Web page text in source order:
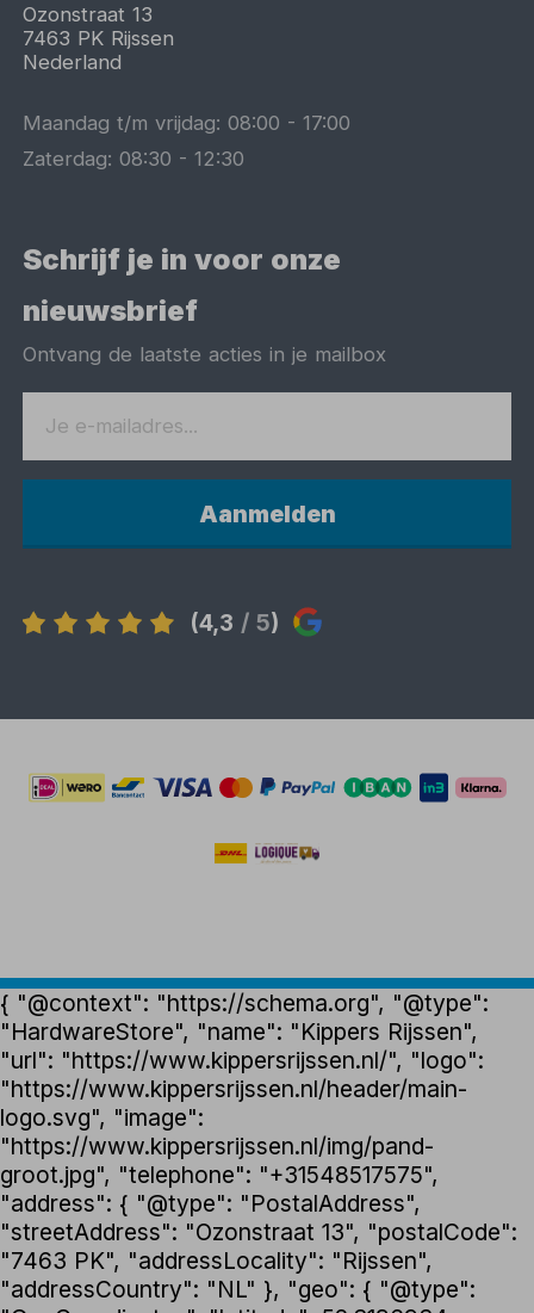
Ozonstraat 13
7463 PK Rijssen
Nederland
Maandag t/m vrijdag:08:00 -17:00
Zaterdag:08:30 -12:30
Schrijf je in voor onze
nieuwsbrief
Ontvang de laatste acties in je mailbox
Aanmelden
(4,3 / 5)
{ "@context": "https://schema.org", "@type":
"HardwareStore", "name": "Kippers Rijssen",
"url": "https://www.kippersrijssen.nl/", "logo":
"https://www.kippersrijssen.nl/header/main-
logo.svg", "image":
"https://www.kippersrijssen.nl/img/pand-
groot.jpg", "telephone": "+31548517575",
"address": { "@type": "PostalAddress",
"streetAddress": "Ozonstraat 13", "postalCode":
"7463 PK", "addressLocality": "Rijssen",
"addressCountry": "NL" }, "geo": { "@type":